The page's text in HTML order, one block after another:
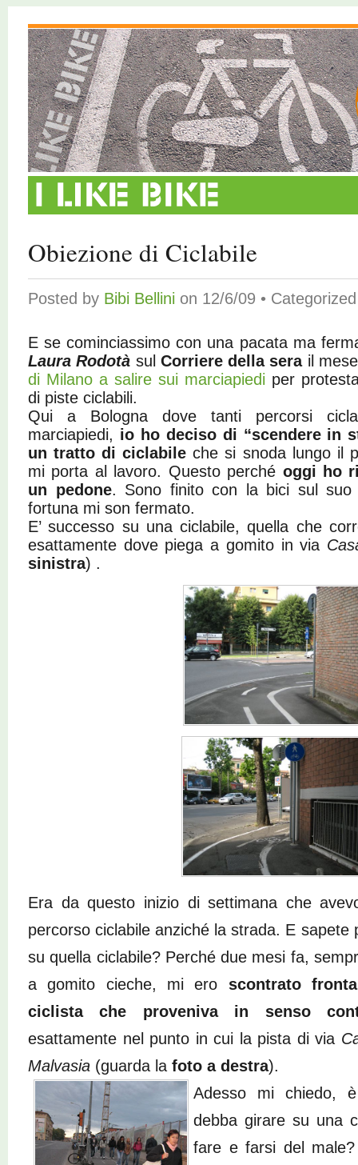
Obiezione di Ciclabile
Posted by Bibi Bellini on 12/6/09 •
E se cominciassimo con una pacata ma
Laura Rodotà sul Corriere della serail
di Milano a salire sui marciapiedi per
di piste ciclabili.
Qui a Bologna dove tanti percorsi
marciapiedi, io ho deciso di “scendere in
un tratto di ciclabile che si snoda lungo il
mi porta al lavoro. Questo perché oggi ho
un pedone. Sono finito con la bici sul
fortuna mi son fermato.
E’ successo su una ciclabile, quella che
esattamente dove piega a gomito in via
sinistra) .
Era da questo inizio di settimana che
percorso ciclabile anziché la strada. E sapete
su quella ciclabile? Perché due mesi fa,
a gomito cieche, mi ero scontrato
ciclista che proveniva in senso
esattamente nel punto in cui la pista di via
Malvasia (guarda la foto a destra).
Adesso mi chiedo,
debba girare su una
fare e farsi del